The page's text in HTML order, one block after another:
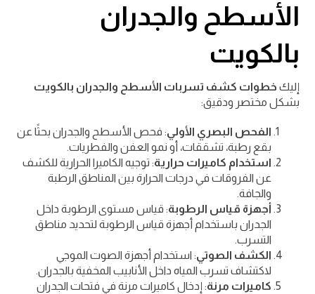
الأسطح والجدران
بالكويت
إليك خطوات كشف تسربات الأسطح والجدران بالكويت
بشكل مختصر ودقيق:
الفحص البصري الأولي: فحص الأسطح والجدران بحثًا عن
بقع رطبة، تشققات، أو نمو العفن والفطريات.
استخدام كاميرات حرارية: توجيه الكاميرا الحرارية للكشف
عن الفروقات في درجات الحرارة بين المناطق الرطبة
والجافة.
أجهزة قياس الرطوبة: قياس مستوى الرطوبة داخل
الجدران باستخدام أجهزة قياس الرطوبة لتحديد مناطق
التسرب.
الكشف الصوتي: استخدام أجهزة الصوت الموجي
لاكتشاف تسرب المياه داخل الأنابيب المخفية بالجدران.
كاميرات مرنة: إدخال كاميرات مرنة في فتحات الجدران